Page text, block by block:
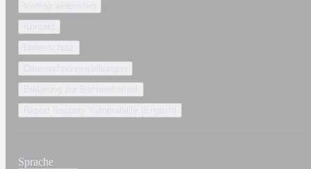
Sprache